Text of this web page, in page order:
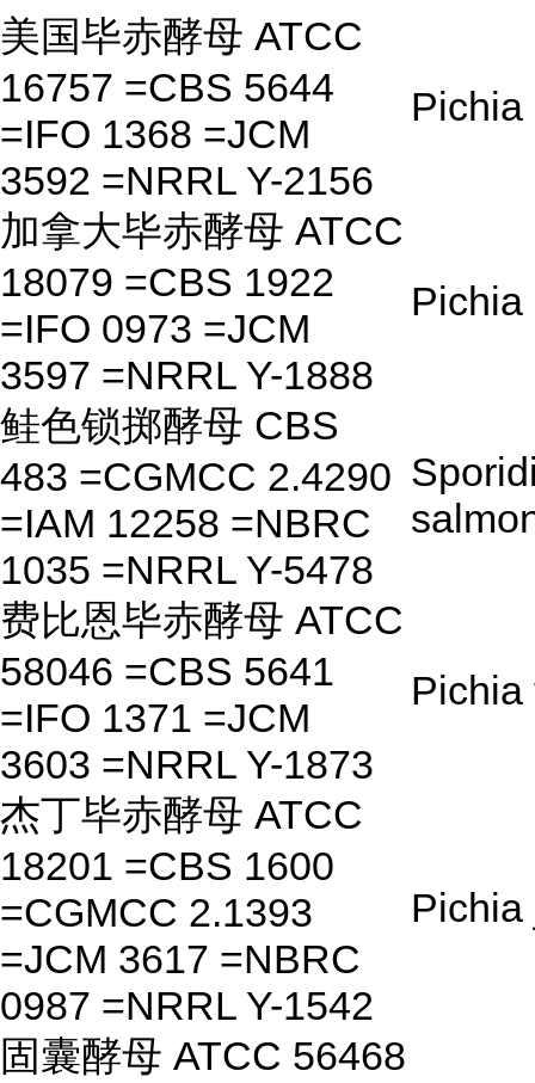
美国毕赤酵母 ATCC
16757 =CBS 5644
=IFO 1368 =JCM
3592 =NRRL Y-2156
Pichia
加拿大毕赤酵母 ATCC
18079 =CBS 1922
=IFO 0973 =JCM
3597 =NRRL Y-1888
Pichia
鲑色锁掷酵母 CBS
483 =CGMCC 2.4290
=IAM 12258 =NBRC
1035 =NRRL Y-5478
费比恩毕赤酵母 ATCC
58046 =CBS 5641
=IFO 1371 =JCM
3603 =NRRL Y-1873
Pichia
杰丁毕赤酵母 ATCC
18201 =CBS 1600
=CGMCC 2.1393
=JCM 3617 =NBRC
0987 =NRRL Y-1542
固囊酵母 ATCC 56468